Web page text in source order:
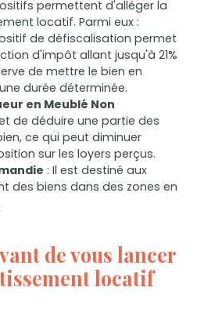
permettent d'alléger la
locatif. Parmi eux :
de défiscalisation permet
d'impôt allant jusqu'à 21%
de mettre le bien en
durée déterminée.
en Meublé Non
de déduire une partie des
ce qui peut diminuer
sur les loyers perçus.
: Il est destiné aux
des biens dans des zones en
de vous lancer
locatif